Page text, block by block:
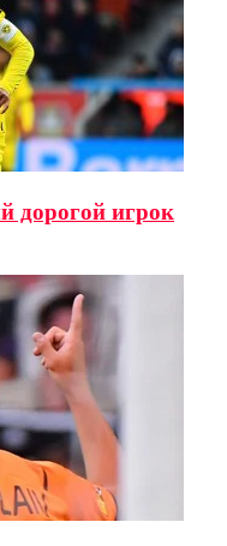
дорогой игрок